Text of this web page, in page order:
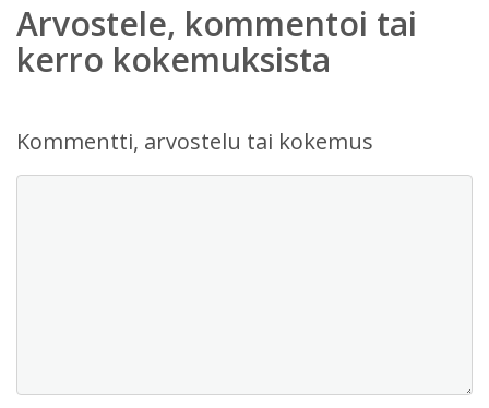
Arvostele, kommentoi tai
kerro kokemuksista
Kommentti, arvostelu tai kokemus